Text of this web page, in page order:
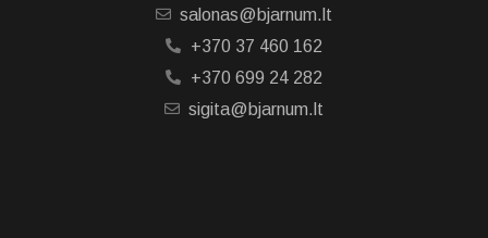
salonas@bjarnum.lt
+370 37 460 162
+370 699 24 282
sigita@bjarnum.lt